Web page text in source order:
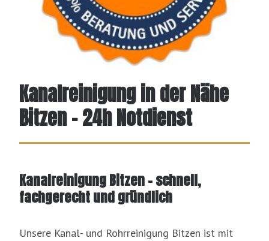
Kanalreinigung in der Nähe
Bitzen - 24h Notdienst
Kanalreinigung Bitzen – schnell,
fachgerecht und gründlich
Unsere Kanal- und Rohrreinigung Bitzen ist mit